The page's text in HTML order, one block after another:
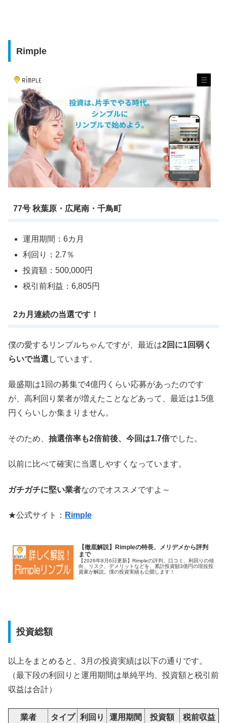
Rimple
77号 秋葉原・広尾南・千鳥町
運用期間：6カ月
利回り：2.7％
投資額：500,000円
税引前利益：6,805円
2カ月連続の当選です！
僕の愛するリンプルちゃんですが、最近は2回に1回弱く
らいで当選 しています。
最盛期は1回の募集で4億円くらい応募があったのです
が、高利回り業者が増えたことなどあって、最近は1.5億
円くらいしか集まりません。
そのため、 抽選倍率も2倍前後、今回は1.7倍でした。
以前に比べて確実に当選しやすくなっています。
ガチガチに堅い業者なのでオススメですよ～
★公式サイト： Rimple
【徹底解説】Rimpleの特長、メリデメから評判
まで
【2026年8月6日更新】Rimpleの評判、口コミ、利回りの傾
向、リスク、デメリットなどを、累計投資額3億円の現役投
資家が解説。僕の投資実績も公開します！
投資総額
以上をまとめると、3月の投資実績は以下の通りです。
（最下段の利回りと運用期間は単純平均、投資額と税引前
収益は合計）
業者 タイプ 利回り 運用期間 投資額 税前収益